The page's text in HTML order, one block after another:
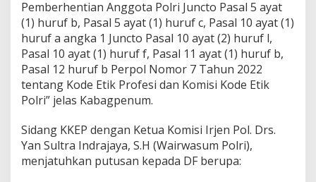
Pemberhentian Anggota Polri Juncto Pasal 5 ayat
(1) huruf b, Pasal 5 ayat (1) huruf c, Pasal 10 ayat (1)
huruf a angka 1 Juncto Pasal 10 ayat (2) huruf l,
Pasal 10 ayat (1) huruf f, Pasal 11 ayat (1) huruf b,
Pasal 12 huruf b Perpol Nomor 7 Tahun 2022
tentang Kode Etik Profesi dan Komisi Kode Etik
Polri” jelas Kabagpenum.
Sidang KKEP dengan Ketua Komisi Irjen Pol. Drs.
Yan Sultra Indrajaya, S.H (Wairwasum Polri),
menjatuhkan putusan kepada DF berupa: